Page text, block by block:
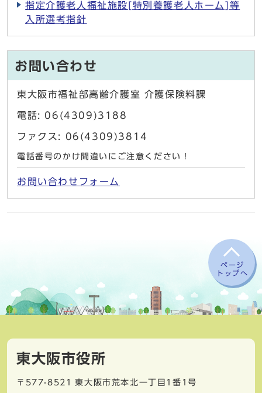
指定介護老人福祉施設[特別養護老人ホーム]等
入所選考指針
お問い合わせ
東大阪市福祉部高齢介護室 介護保険料課
電話: 06(4309)3188
ファクス: 06(4309)3814
電話番号のかけ間違いにご注意ください！
お問い合わせフォーム
ページ
トップへ
東大阪市役所
〒577-8521 東大阪市荒本北一丁目1番1号